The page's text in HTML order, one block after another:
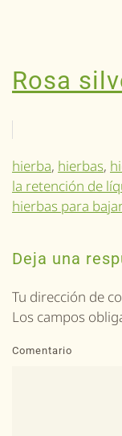
Rosa
hierba, hierbas,
la retención de
hierbas para
Deja una
Tu dirección de
Los campos
Comentario